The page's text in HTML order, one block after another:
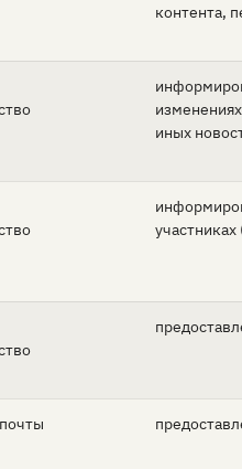
контента,
иных